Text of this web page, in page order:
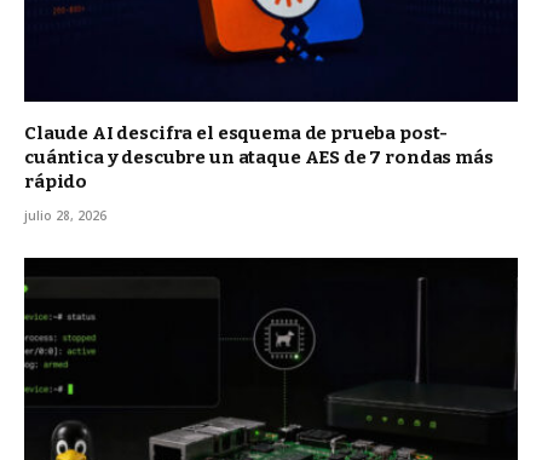
Claude AI descifra el esquema de prueba post-
cuántica y descubre un ataque AES de 7 rondas más
rápido
julio 28, 2026